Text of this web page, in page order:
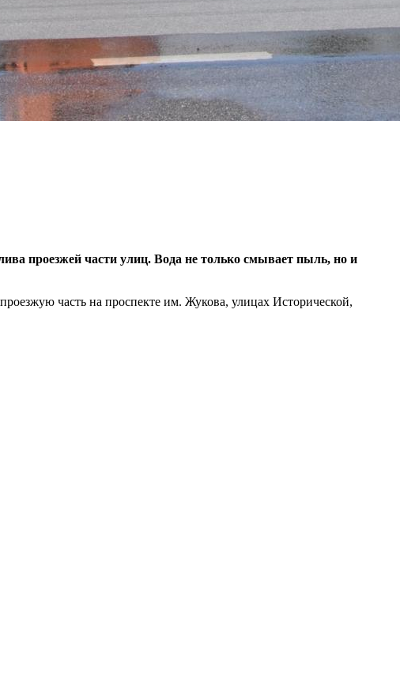
проезжей части улиц. Вода не только смывает пыль, но и
часть на проспекте им. Жукова, улицах Исторической,